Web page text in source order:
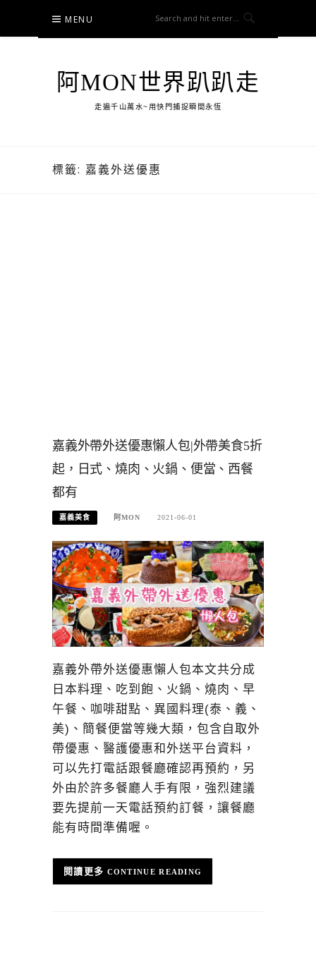
content
MENU
阿MON世界趴趴走
走遍千山萬水~用快門捕捉瞬間永恆
標籤: 嘉義外送優惠
嘉義外帶外送優惠懶人包|外帶美食5折
起，日式、燒肉、火鍋、便當、西餐
都有
嘉義美食 阿MON 2021-06-01
嘉義外帶外送優惠懶人包本文共分成
日本料理、吃到飽、火鍋、燒肉、早
午餐、咖啡甜點、異國料理(泰、義、
美)、簡餐便當等幾大類，包含自取外
帶優惠、醫護優惠和外送平台資料，
可以先打電話跟餐廳確認再預約，另
外由於許多餐廳人手有限，強烈建議
要先提前一天電話預約訂餐，讓餐廳
能有時間準備喔。
CONTINUE READING